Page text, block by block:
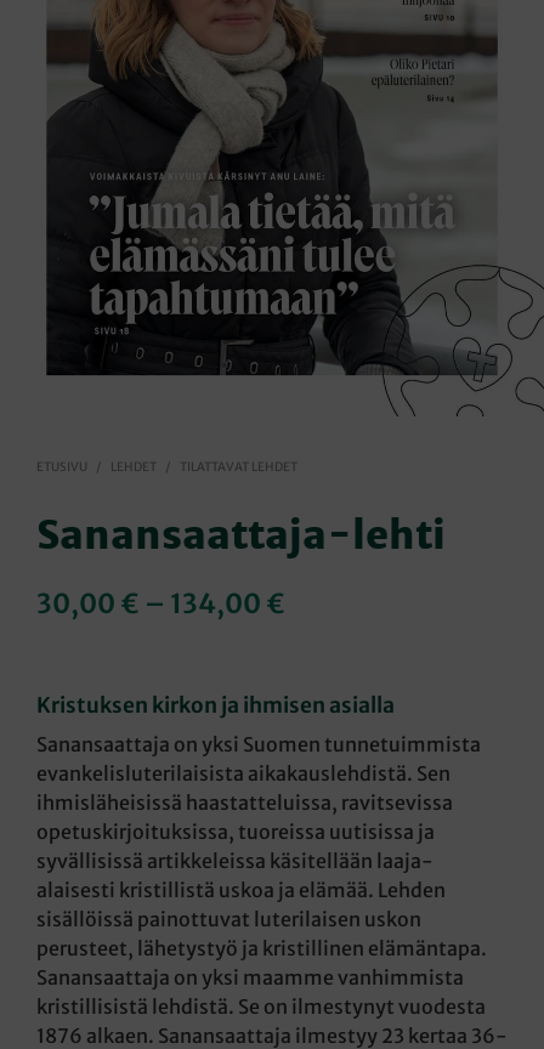
ETUSIVU / LEHDET / TILATTAVAT LEHDET
Sanansaattaja-lehti
30,00 € – 134,00 €
134,00 €
Kristuksen kirkon ja ihmisen asialla
Sanansaattaja on yksi Suomen tunnetuimmista
evankelisluterilaisista aikakauslehdistä. Sen
ihmisläheisissä haastatteluissa, ravitsevissa
opetuskirjoituksissa, tuoreissa uutisissa ja
syvällisissä artikkeleissa käsitellään laaja-
alaisesti kristillistä uskoa ja elämää. Lehden
sisällöissä painottuvat luterilaisen uskon
perusteet, lähetystyö ja kristillinen elämäntapa.
Sanansaattaja on yksi maamme vanhimmista
kristillisistä lehdistä. Se on ilmestynyt vuodesta
1876 alkaen. Sanansaattaja ilmestyy 23 kertaa 36-